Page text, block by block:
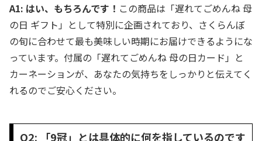
A1: はい、もちろんです！ この商品は「遅れてごめんね 母
の日 ギフト」として特別に企画されており、さくらんぼ
の旬に合わせて最も美味しい時期にお届けできるようにな
っています。付属の「遅れてごめんね 母の日カード」と
カーネーションが、あなたの気持ちをしっかりと伝えてく
れるのでご安心ください。
Q2: 「9冠」とは具体的に何を指しているのです